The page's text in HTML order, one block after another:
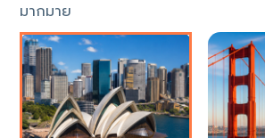
มากมาย